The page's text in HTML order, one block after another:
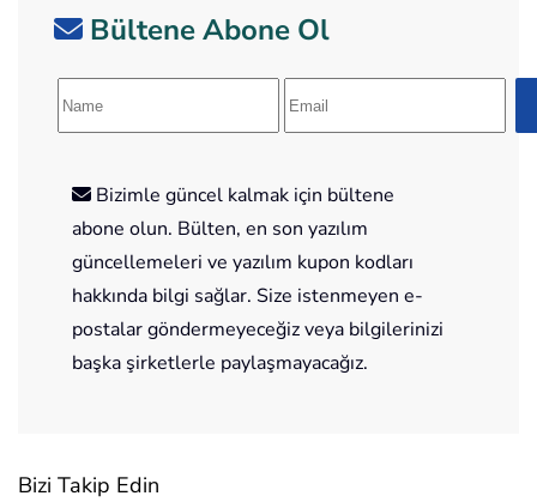
Bültene Abone Ol
Bizimle güncel kalmak için bültene
abone olun. Bülten, en son yazılım
güncellemeleri ve yazılım kupon kodları
hakkında bilgi sağlar. Size istenmeyen e-
postalar göndermeyeceğiz veya bilgilerinizi
başka şirketlerle paylaşmayacağız.
Bizi Takip Edin